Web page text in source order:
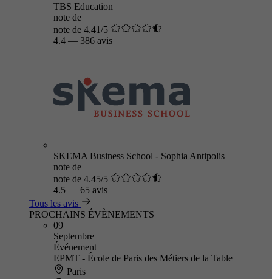
TBS Education
note de
note de 4.41/5
4.4 — 386 avis
SKEMA Business School - Sophia Antipolis
note de
note de 4.45/5
4.5 — 65 avis
Tous les avis
PROCHAINS ÉVÈNEMENTS
09
Septembre
Événement
EPMT - École de Paris des Métiers de la Table
Paris